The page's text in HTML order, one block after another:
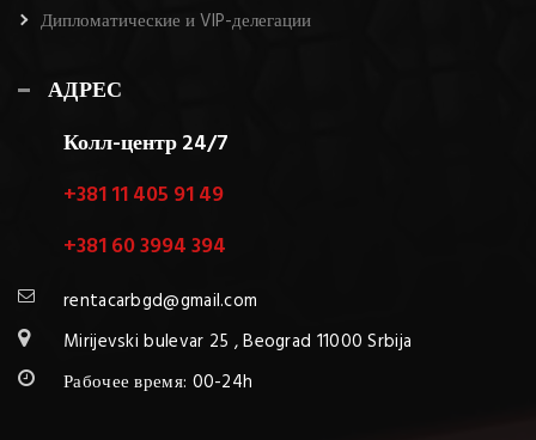
Дипломатические и VIP-делегации
АДРЕС
Колл-центр 24/7
+381 11 405 91 49
+381 60 3994 394
rentacarbgd@gmail.com
Mirijevski bulevar 25 , Beograd 11000 Srbija
Рабочее время: 00-24h